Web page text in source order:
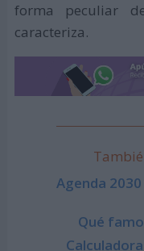
forma peculiar
caracteriza.
Agenda
Qué